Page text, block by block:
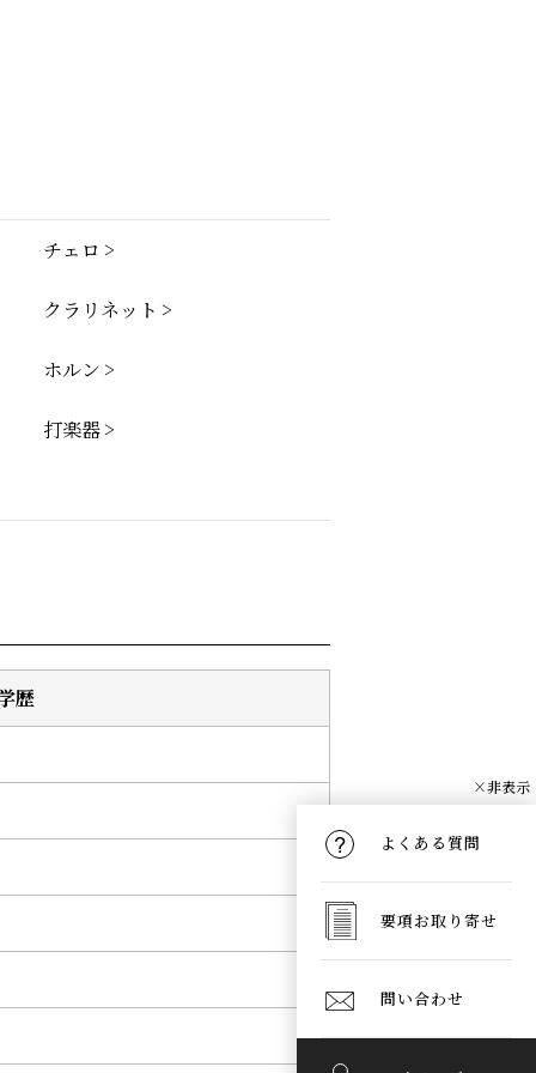
よくある質問
要項お取り寄せ
問い合わせ
×非表示
チェロ
クラリネット
ホルン
打楽器
歴